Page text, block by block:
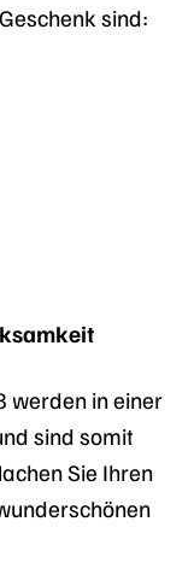
sind:
werden in einer
sind somit
Sie Ihren